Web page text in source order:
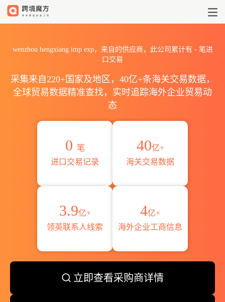
wenzhou hengxiang imp exp，来自的供应商，此公司累计有 -笔进
口交易
采集来自220+国家及地区，40亿+条海关交易数据，
全球贸易数据精准查找，实时追踪海外企业贸易动
态
0 笔
进口交易记录
40亿+
海关交易数据
3.9亿+
领英联系人线索
4亿+
海外企业工商信息
立即查看采购商详情